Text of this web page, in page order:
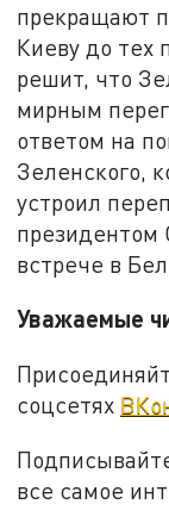
прекращают
Киеву до тех
решит, что
мирным
ответом на
Зеленского,
устроил
встрече в
Уважаемые
соцсетях
все самое